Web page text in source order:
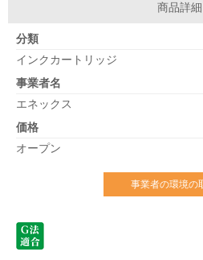
商品詳細
分類
インクカートリッジ
事業者名
エネックス
価格
オープン
事業者の環境の